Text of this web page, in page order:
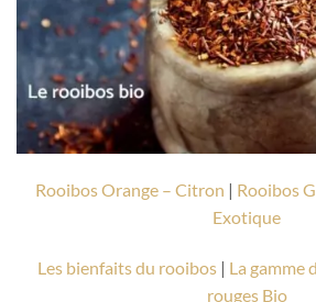
Rooibos Orange – Citron | Rooibos
Exotique
Les bienfaits du rooibos | La gamme
rouges Bio